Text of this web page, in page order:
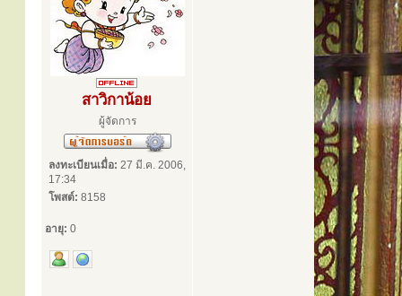
สาวิกาน้อย
ผู้จัดการ
ลงทะเบียนเมื่อ: 27 มี.ค. 2006,
17:34
โพสต์: 8158
อายุ: 0